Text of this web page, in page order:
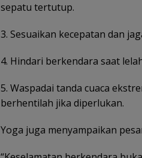
sepatu tertutup.
3. Sesuaikan kecepatan dan
4. Hindari berkendara saat
5. Waspadai tanda cuaca
berhentilah jika diperlukan.
Yoga juga menyampaikan